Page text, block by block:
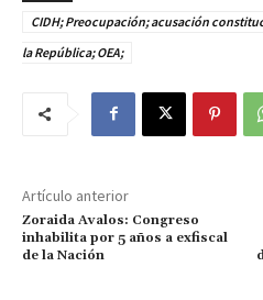
CIDH; Preocupación; acusación
la República; OEA;
Artículo anterior
Zoraida Avalos: Congreso
inhabilita por 5 años a exfiscal
de la Nación